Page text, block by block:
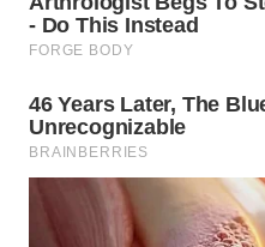
muito. Cajal via a
pesquisador: pequenas